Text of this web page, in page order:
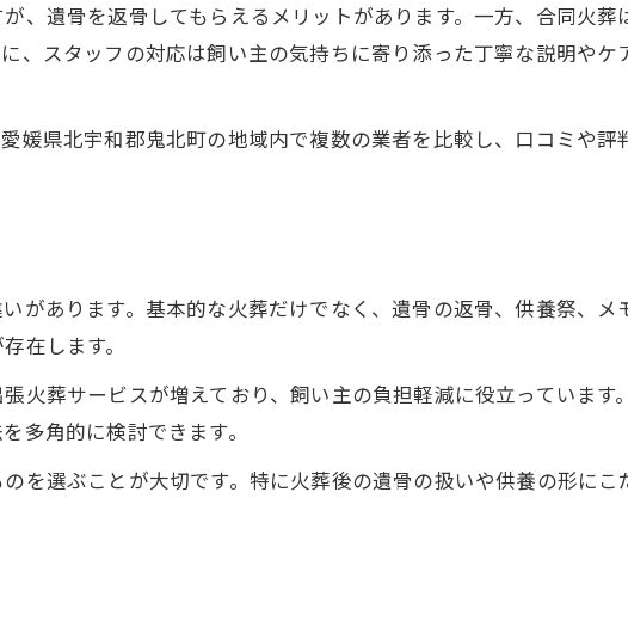
ペット火葬の選び方実践ガイド
の希望を尊重したペット火葬の選び方
、遺骨を返骨してもらえるメリットがあります。一方、合同火葬
、スタッフの対応は飼い主の気持ちに寄り添った丁寧な説明やケ
媛県北宇和郡鬼北町の地域内で複数の業者を比較し、口コミや評
があります。基本的な火葬だけでなく、遺骨の返骨、供養祭、メ
在します。
火葬サービスが増えており、飼い主の負担軽減に役立っています
多角的に検討できます。
を選ぶことが大切です。特に火葬後の遺骨の扱いや供養の形にこ